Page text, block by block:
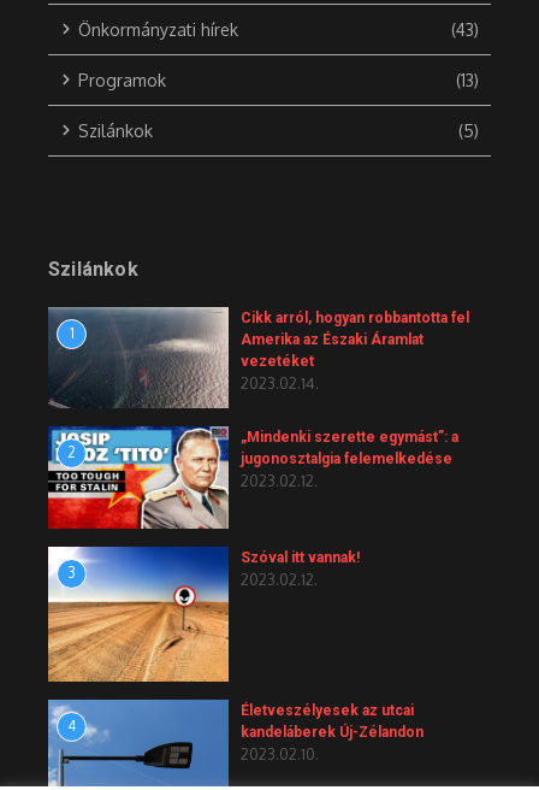
Önkormányzati hírek (43)
Programok (13)
Szilánkok (5)
Szilánkok
1
Cikk arról, hogyan robbantotta fel
Amerika az Északi Áramlat
vezetéket
2023.02.14.
2
„Mindenki szerette egymást”: a
jugonosztalgia felemelkedése
2023.02.12.
3
Szóval itt vannak!
2023.02.12.
4
Életveszélyesek az utcai
kandeláberek Új-Zélandon
2023.02.10.